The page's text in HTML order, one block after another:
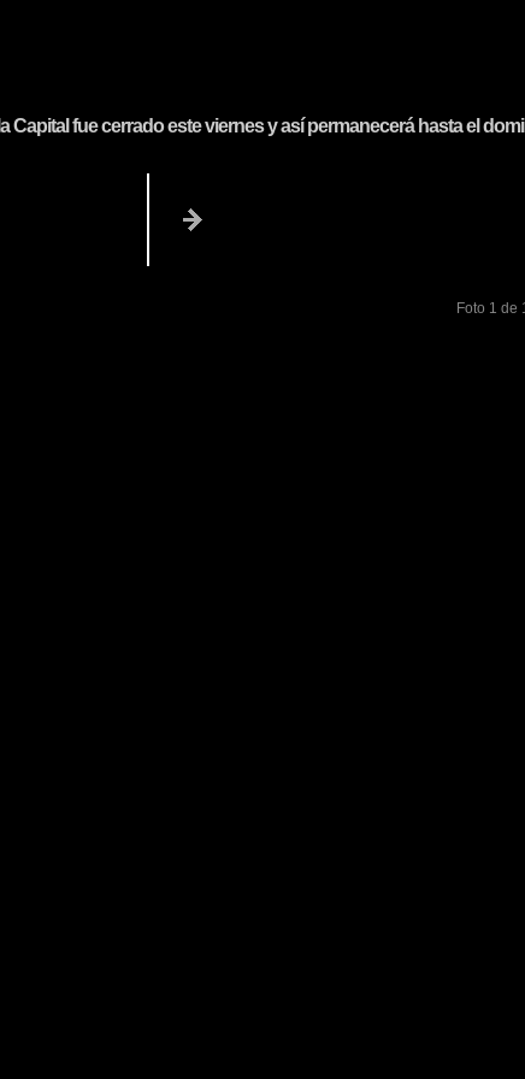
Capital fue cerrado este viernes y así permanecerá hasta el
Foto 1 de